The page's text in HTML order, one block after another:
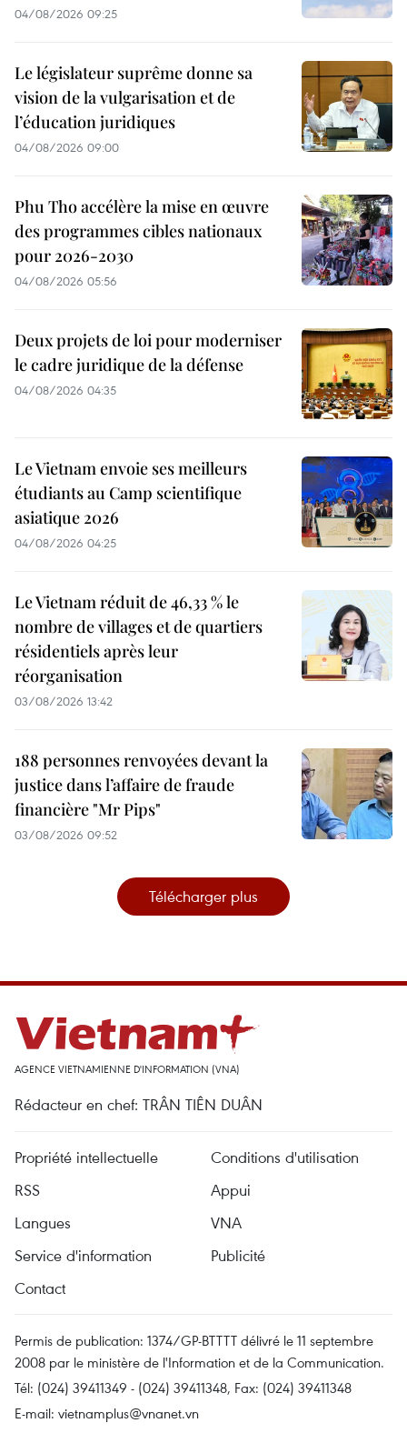
04/08/2026 09:25
Le législateur suprême donne sa
vision de la vulgarisation et de
l’éducation juridiques
04/08/2026 09:00
Phu Tho accélère la mise en œuvre
des programmes cibles nationaux
pour 2026-2030
04/08/2026 05:56
Deux projets de loi pour moderniser
le cadre juridique de la défense
04/08/2026 04:35
Le Vietnam envoie ses meilleurs
étudiants au Camp scientifique
asiatique 2026
04/08/2026 04:25
Le Vietnam réduit de 46,33 % le
nombre de villages et de quartiers
résidentiels après leur
réorganisation
03/08/2026 13:42
188 personnes renvoyées devant la
justice dans l’affaire de fraude
financière "Mr Pips"
03/08/2026 09:52
Télécharger plus
AGENCE VIETNAMIENNE D'INFORMATION (VNA)
Rédacteur en chef: TRÂN TIÊN DUÂN
Propriété intellectuelle
Conditions d'utilisation
RSS
Appui
Langues
VNA
Service d'information
Publicité
Contact
Permis de publication: 1374/GP-BTTTT délivré le 11 septembre
2008 par le ministère de l'Information et de la Communication.
Tél: (024) 39411349 - (024) 39411348, Fax: (024) 39411348
E-mail: vietnamplus@vnanet.vn